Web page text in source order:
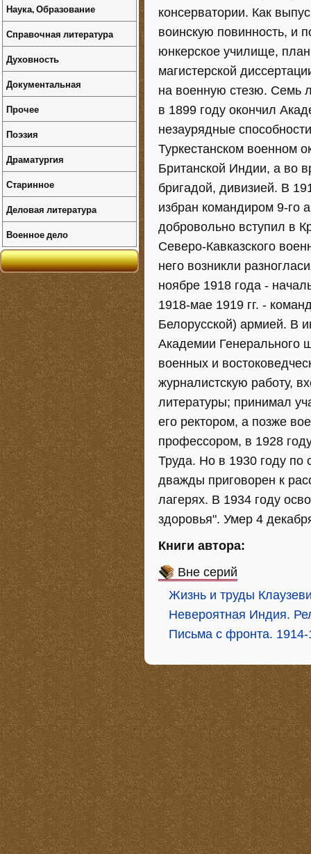
консерватории. Как
воинскую повинность, и
юнкерское училище,
магистерской
на военную стезю. Семь
в 1899 году окончил
незаурядные
Туркестанском военном
Британской Индии, а во
бригадой, дивизией. В
избран командиром 9-го
добровольно вступил в
Северо-Кавказского
него возникли
ноябре 1918 года -
1918-мае 1919 гг. -
Белорусской) армией. В
Академии Генерального
военных и
журналистскую работу,
литературы; принимал
его ректором, а позже
профессором, в 1928
Труда. Но в 1930 году
дважды приговорен к
лагерях. В 1934 году
здоровья". Умер 4
Книги автора:
Вне серий
Жизнь и труды
Невероятная Индия.
Письма с фронта. 1914-
Наука, Образование
Справочная литература
Духовность
Документальная
Прочее
Поэзия
Драматургия
Старинное
Деловая литература
Военное дело